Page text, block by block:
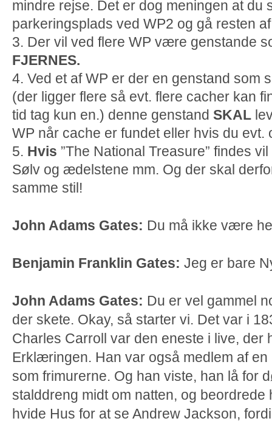
mindre rejse. Det er dog meningen at du
parkeringsplads ved WP2 og gå resten
3. Der vil ved flere WP være genstande
FJERNES.
4. Ved et af WP er der en genstand som
(der ligger flere så evt. flere cacher kan
tid tag kun en.) denne genstand SKAL
WP når cache er fundet eller hvis du evt.
5. Hvis ”The National Treasure” findes
Sølv og ædelstene mm. Og der skal
samme stil!
John Adams Gates: Du må ikke være
Benjamin Franklin Gates: Jeg er bare
John Adams Gates: Du er vel gammel
der skete. Okay, så starter vi. Det var i
Charles Carroll var den eneste i live, der
Erklæringen. Han var også medlem af
som frimurerne. Og han viste, han lå for
stalddreng midt om natten, og beordrede
hvide Hus for at se Andrew Jackson,